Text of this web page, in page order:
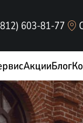
603-81-77
АкцииБлог